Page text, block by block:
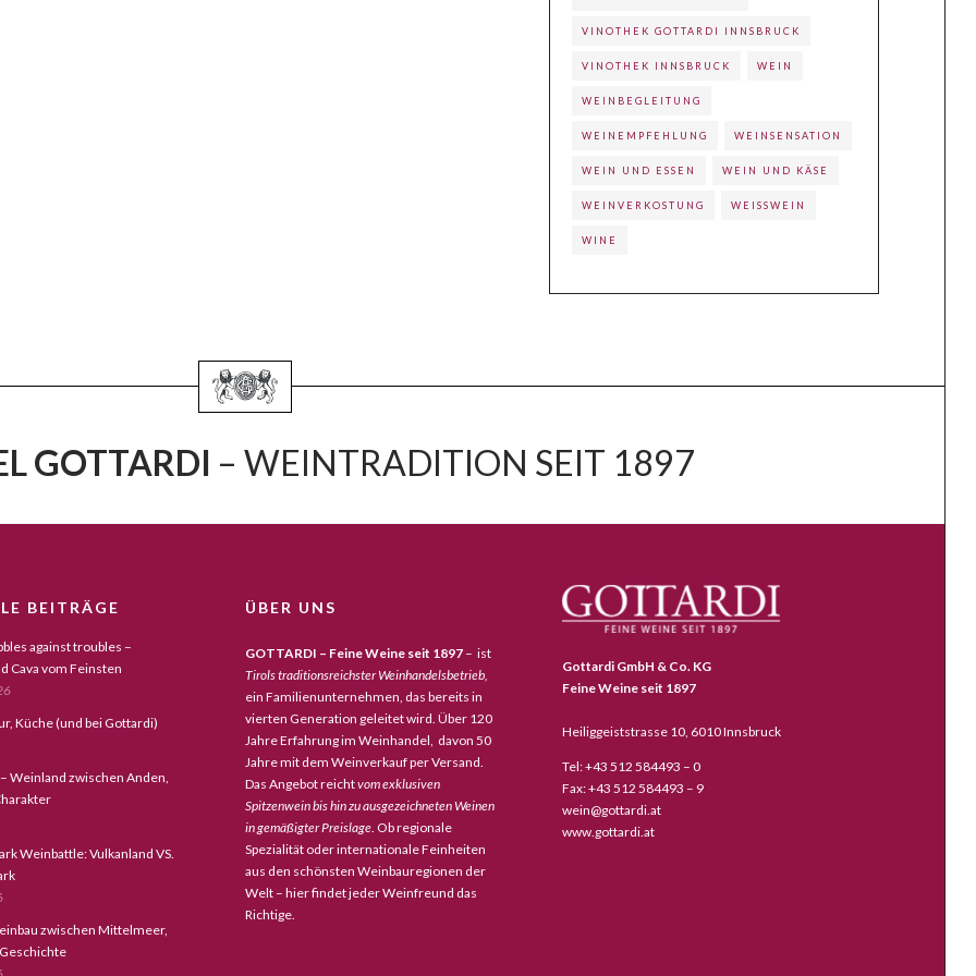
VINOTHEK GOTTARDI INNSBRUCK
VINOTHEK INNSBRUCK WEIN
WEINBEGLEITUNG
WEINEMPFEHLUNG WEINSENSATION
WEIN UND ESSEN WEIN UND KÄSE
WEINVERKOSTUNG WEISSWEIN
WINE
GOTTARDI – WEINTRADITION SEIT 1897
BEITRÄGE
against troubles –
Cava vom Feinsten
Küche (und bei Gottardi)
Weinland zwischen Anden,
Weinbattle: Vulkanland VS.
zwischen Mittelmeer,
ÜBER UNS
GOTTARDI – Feine Weine seit 1897– ist
Tirols traditionsreichster Weinhandelsbetrieb,
ein Familienunternehmen, das bereits in
vierten Generation geleitet wird. Über 120
Jahre Erfahrung im Weinhandel, davon 50
Jahre mit dem Weinverkauf per Versand.
Das Angebot reichtvom exklusiven
Spitzenwein bis hin zu ausgezeichneten Weinen
in gemäßigter Preislage. Ob regionale
Spezialität oder internationale Feinheiten
aus den schönsten Weinbauregionen der
Welt – hier findet jeder Weinfreund das
Richtige.
Gottardi GmbH & Co. KG
Feine Weine seit 1897
Heiliggeiststrasse 10, 6010 Innsbruck
Tel: +43 512 584493 – 0
Fax: +43 512 584493 – 9
wein@gottardi.at
www.gottardi.at